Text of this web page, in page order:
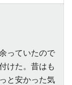
っていたので
けた。昔はも
っと安かった気